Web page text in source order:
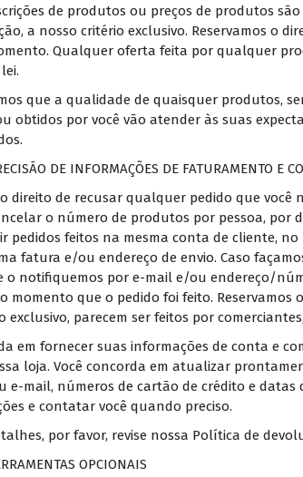
de produtos ou preços de produtos
a nosso critério exclusivo. Reservamos o
Qualquer oferta feita por qualquer
que a qualidade de quaisquer produtos,
obtidos por você vão atender às suas
DE INFORMAÇÕES DE FATURAMENTO E
o direito de recusar qualquer pedido que você
o número de produtos por pessoa, por
pedidos feitos na mesma conta de cliente,
fatura e/ou endereço de envio. Caso
o notifiquemos por e-mail e/ou endereço/
momento que o pedido foi feito. Reservamos
exclusivo, parecem ser feitos por
em fornecer suas informações de conta e
loja. Você concorda em atualizar
e-mail, números de cartão de crédito e datas
e contatar você quando preciso.
por favor, revise nossa Política de
OPCIONAIS